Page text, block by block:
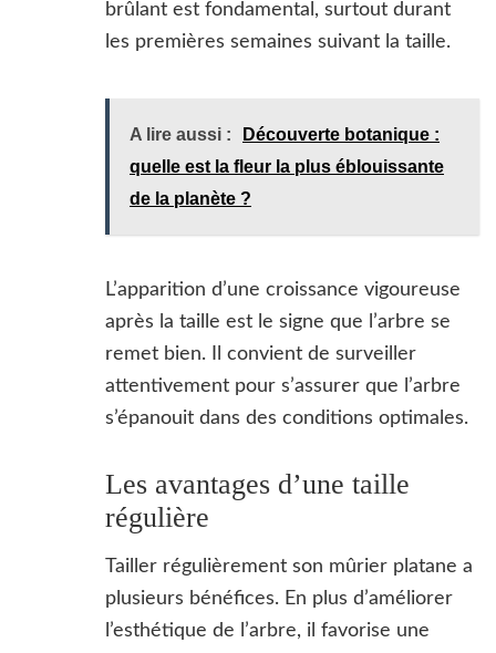
brûlant est fondamental, surtout durant
les premières semaines suivant la taille.
A lire aussi :
Découverte botanique :
quelle est la fleur la plus éblouissante
de la planète ?
L’apparition d’une croissance vigoureuse
après la taille est le signe que l’arbre se
remet bien. Il convient de surveiller
attentivement pour s’assurer que l’arbre
s’épanouit dans des conditions optimales.
Les avantages d’une taille
régulière
Tailler régulièrement son mûrier platane a
plusieurs bénéfices. En plus d’améliorer
l’esthétique de l’arbre, il favorise une